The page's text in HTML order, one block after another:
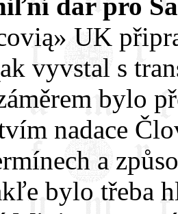
UK
vyvstal s
bylo
nadace
a
bylo třeba